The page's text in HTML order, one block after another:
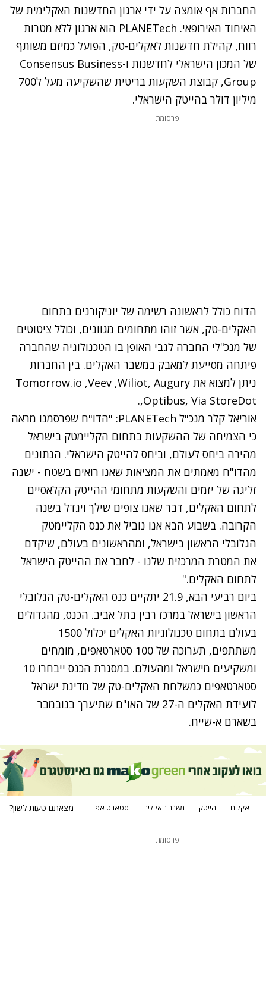
החברות אף אומצה על ידי ארגון החדשנות האקלימית של
האיחוד האירופאי. PLANETech הוא ארגון ללא מטרות
רווח, קהילת חדשנות לאקלים-טק, הפועל כמיזם משותף
של המכון הישראלי לחדשנות ו-Consensus Business
Group, קבוצת השקעות בריטית שהשקיעה מעל ל700
מיליון דולר בהייטק הישראלי.
פרסומת
הדוח כולל לראשונה רשימה של יוניקורנים בתחום
האקלים-טק, אשר זוהו מתחומים מגוונים, וכולל ציטוטים
של מנכ"לי החברה לגבי האופן בו הטכנולוגיה שהחברה
פיתחה מסייעת למאבק במשבר האקלים. בין החברות
ניתן למצוא את Tomorrow.io ,Veev ,Wiliot, Augury
,Optibus, Via StoreDot.
אוריאל קלר מנכ"ל PLANETech: "הדו"ח שפרסמנו מראה
כי הצמיחה של ההשקעות בתחום הקליימטק בישראל
מהירה ביחס לעולם, וביחס להייטק הישראלי. הנתונים
מהדו"ח מאמתים את המציאות שאנו רואים בשטח - ישנה
זליגה של יזמים והשקעות מתחומי ההייטק הקלאסיים
לתחום האקלים, דבר שאנו צופים שילך ויגדל בשנה
הקרובה. בשבוע הבא אנו נוביל את כנס הקליימטק
הגלובלי הראשון בישראל, ומהראשונים בעולם, שיקדם
את המטרת המרכזית שלנו - לחבר את ההייטק הישראל
לתחום האקלים."
ביום רביעי הבא, 21.9 יתקיים
כנס האקלים-טק הגלובלי
הראשון בישראל במרכז רבין בתל אביב. הכנס, מהגדולים
בעולם בתחום טכנולוגיות האקלים יכלול 1500
משתתפים, תערוכה של 100 סטארטאפים, מומחים
ומשקיעים מישראל ומהעולם. במסגרת הכנס ייבחרו 10
סטארטאפים כמשלחת האקלים-טק של מדינת ישראל
לועידת האקלים ה-27 של האו"ם שתיערך בנובמבר
בשארם א-שייח.
אקלים הייטק משבר האקלים סטארט אפ מצאתם טעות לשון?
פרסומת